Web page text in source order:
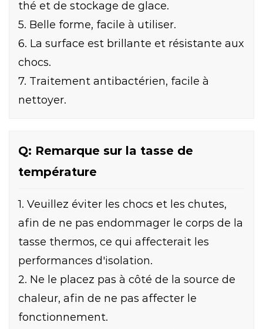
thé et de stockage de glace.
5. Belle forme, facile à utiliser.
6. La surface est brillante et résistante aux
chocs.
7. Traitement antibactérien, facile à
nettoyer.
Q: Remarque sur la tasse de
température
1. Veuillez éviter les chocs et les chutes,
afin de ne pas endommager le corps de la
tasse thermos, ce qui affecterait les
performances d'isolation.
2. Ne le placez pas à côté de la source de
chaleur, afin de ne pas affecter le
fonctionnement.